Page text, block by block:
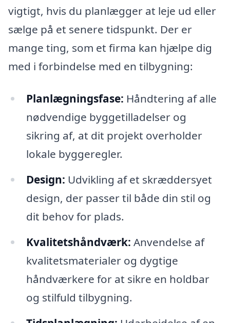
vigtigt, hvis du planlægger at leje ud eller
sælge på et senere tidspunkt. Der er
mange ting, som et firma kan hjælpe dig
med i forbindelse med en tilbygning:
Planlægningsfase: Håndtering af alle
nødvendige byggetilladelser og
sikring af, at dit projekt overholder
lokale byggeregler.
Design: Udvikling af et skræddersyet
design, der passer til både din stil og
dit behov for plads.
Kvalitetshåndværk: Anvendelse af
kvalitetsmaterialer og dygtige
håndværkere for at sikre en holdbar
og stilfuld tilbygning.